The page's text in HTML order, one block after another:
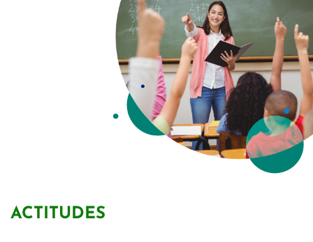
Pedagogía en todas sus áreas.
Poseer habilidades de resolución creativa de
problemas propios del campo de aplicación de la
Investigar con amplitud y seriedad científica en las
distintas áreas del conocimiento pedagógico.
Manejarse con fluidez en otros idiomas,
particularmente en inglés.
Aplicar e interpretar algunas pruebas psicométricas.
Analizar, diagnosticar, interpretar y evaluar los
problemas educativos.
ACTITUDES